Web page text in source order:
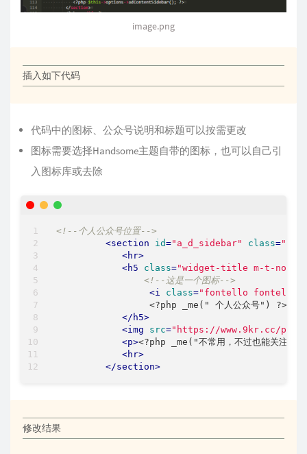
image.png
插入如下代码
代码中的图标、公众号说明和标题可以按需更改
图标需要选择Handsome主题自带的图标，也可以自己引
入图标库或去除
<!--个人公众号位置-->
<section id="a_d_sidebar" class=
<hr>
<h5 class="widget-title m-t-none
<!--这是一个图标-->
<i class="fontello fontello-
                 <?php _me(" 个人公众号") ?>
</ h5>
<img src="https://www.9kr.cc/pic/
<p><?php _me("不常用，不过也能关注下
<hr>
</section>
修改结果